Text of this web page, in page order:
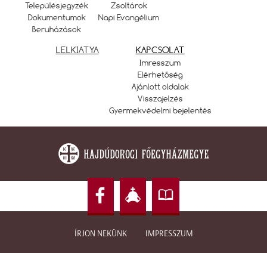
Településjegyzék
Dokumentumok
Beruházások
Zsoltárok
Napi Evangélium
LELKIATYA KAPCSOLAT
Imresszum
Elérhetőség
Ajánlott oldalak
Visszajelzés
Gyermekvédelmi bejelentés
ÍRJON NEKÜNK IMPRESSZUM